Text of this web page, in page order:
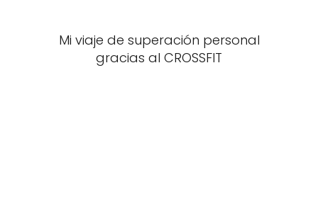
Mi viaje de superación personal
gracias al CROSSFIT